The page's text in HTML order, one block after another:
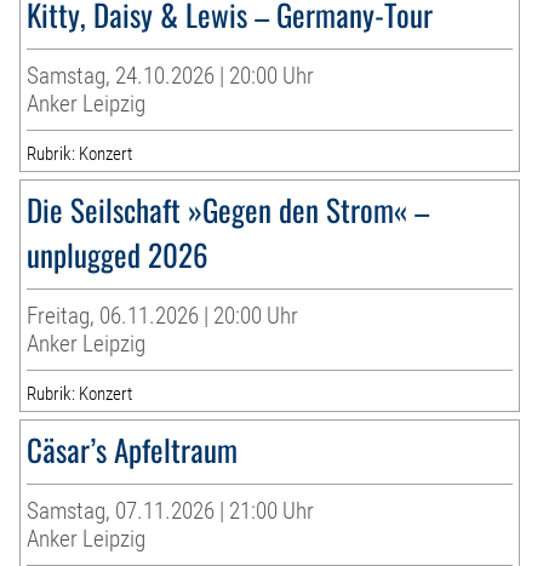
Kitty, Daisy & Lewis – Germany-Tour
Samstag, 24.10.2026 | 20:00 Uhr
Anker Leipzig
Rubrik: Konzert
Die Seilschaft »Gegen den Strom« –
unplugged 2026
Freitag, 06.11.2026 | 20:00 Uhr
Anker Leipzig
Rubrik: Konzert
Cäsar’s Apfeltraum
Samstag, 07.11.2026 | 21:00 Uhr
Anker Leipzig